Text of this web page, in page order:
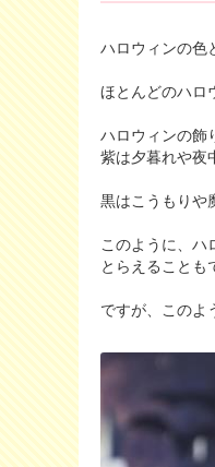
ハロウィンの色
ほとんどのハロ
ハロウィンの飾
紫は夕暮れや夜
黒はこうもりや
このように、ハ
とらえることも
ですが、このよ